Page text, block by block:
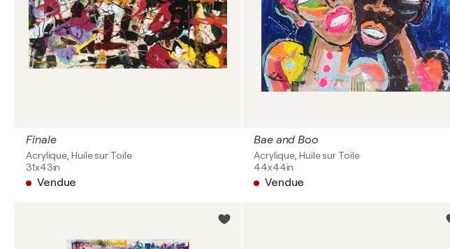
Finale
Acrylique, Huile sur Toile
31x43in
Vendue
Bae and Boo
Acrylique, Huile sur Toile
44x44in
Vendue